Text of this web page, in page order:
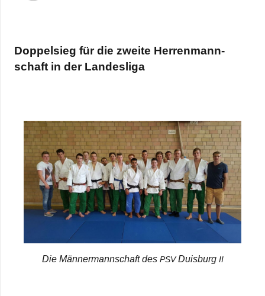
Dop­pel­sieg für die zweite Her­ren­mann­
schaft in der Landesliga
Die Män­ner­mann­schaft des PSVDuis­burg II